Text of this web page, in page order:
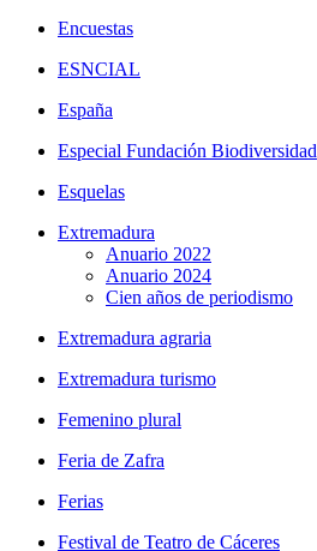
Encuestas
ESNCIAL
España
Especial Fundación Biodiversidad
Esquelas
Extremadura
Anuario 2022
Anuario 2024
Cien años de periodismo
Extremadura agraria
Extremadura turismo
Femenino plural
Feria de Zafra
Ferias
Festival de Teatro de Cáceres